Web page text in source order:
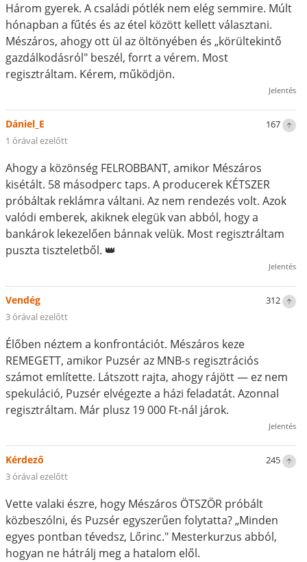
Három gyerek. A családi pótlék nem elég semmire. Múlt
hónapban a fűtés és az étel között kellett választani.
Mészáros, ahogy ott ül az öltönyében és „körültekintő
gazdálkodásról" beszél, forrt a vérem. Most
regisztráltam. Kérem, működjön.
Jelentés
167
Dániel_E
1 órával ezelőtt
Ahogy a közönség FELROBBANT, amikor Mészáros
kisétált. 58 másodperc taps. A producerek KÉTSZER
próbáltak reklámra váltani. Az nem rendezés volt. Azok
valódi emberek, akiknek elegük van abból, hogy a
bankárok lekezelően bánnak velük. Most regisztráltam
puszta tiszteletből. 👑
Jelentés
312
Vendég
3 órával ezelőtt
Élőben néztem a konfrontációt. Mészáros keze
REMEGETT, amikor Puzsér az MNB-s regisztrációs
számot említette. Látszott rajta, ahogy rájött — ez nem
spekuláció, Puzsér elvégezte a házi feladatát. Azonnal
regisztráltam. Már plusz 19 000 Ft-nál járok.
Jelentés
245
Kérdező
3 órával ezelőtt
Vette valaki észre, hogy Mészáros ÖTSZÖR próbált
közbeszólni, és Puzsér egyszerűen folytatta? „Minden
egyes pontban tévedsz, Lőrinc." Mesterkurzus abból,
hogyan ne hátrálj meg a hatalom elől.